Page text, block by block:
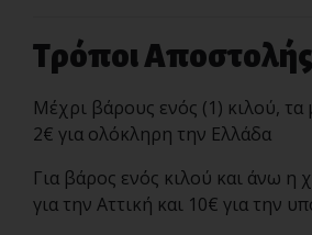
Τρόποι Αποστολής
Μέχρι βάρους ενός (1) κιλού, τα
2€ για ολόκληρη την Ελλάδα
Για βάρος ενός κιλού και άνω η
για την Αττική και 10€ για την